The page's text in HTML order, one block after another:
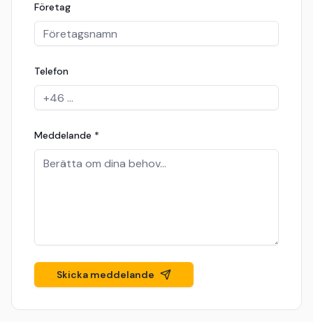
Företag
Telefon
Meddelande *
Skicka meddelande